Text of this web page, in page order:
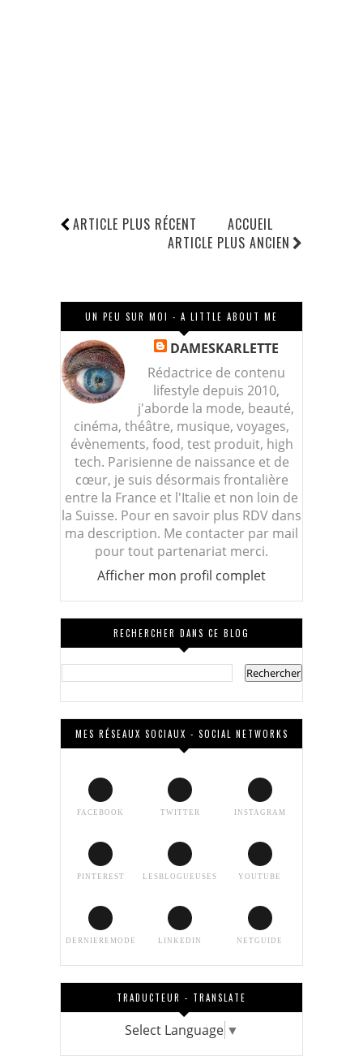
ARTICLE PLUS RÉCENT
ARTICLE PLUS ANCIEN
ACCUEIL
UN PEU SUR MOI - A LITTLE ABOUT ME
DAMESKARLETTE
Rédactrice de contenu
lifestyle depuis 2010,
j'aborde la mode, beauté,
cinéma, théâtre, musique, voyages,
évènements, food, test produit, high
tech. Parisienne de naissance et de
cœur, je suis désormais frontalière
entre la France et l'Italie et non loin de
la Suisse. Pour en savoir plus RDV dans
ma description. Me contacter par mail
pour tout partenariat merci.
Afficher mon profil complet
RECHERCHER DANS CE BLOG
MES RÉSEAUX SOCIAUX - SOCIAL NETWORKS
FACEBOOK TWITTER INSTAGRAM
PINTEREST LESBLOGUEUSES YOUTUBE
DERNIEREMODE LINKEDIN NETGUIDE
TRADUCTEUR - TRANSLATE
Select Language ▼